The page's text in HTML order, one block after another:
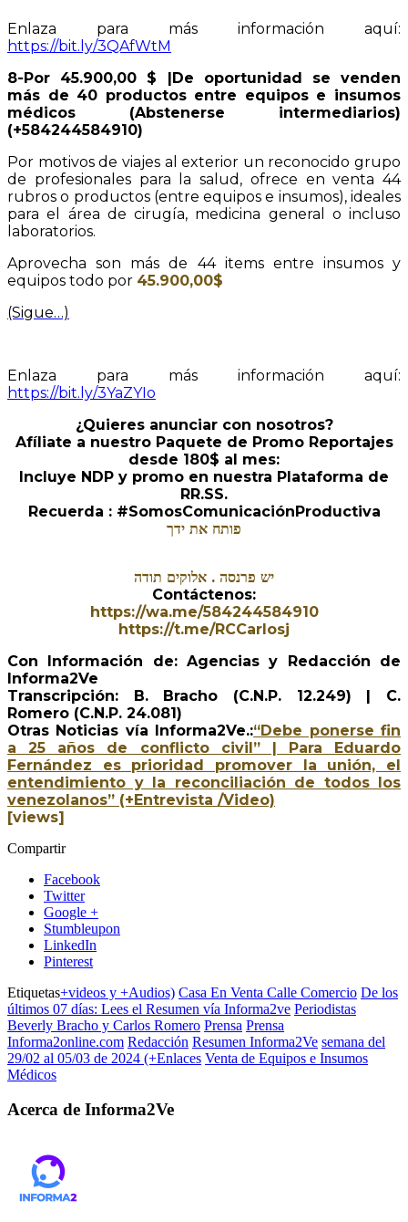
Enlaza para más información aquí:
https://bit.ly/3QAfWtM
8-Por 45.900,00 $ |De oportunidad se venden
más de 40 productos entre equipos e insumos
médicos (Abstenerse intermediarios)
(+584244584910)
Por motivos de viajes al exterior un reconocido grupo
de profesionales para la salud, ofrece en venta 44
rubros o productos (entre equipos e insumos), ideales
para el área de cirugía, medicina general o incluso
laboratorios.
Aprovecha son más de 44 items entre insumos y
equipos todo por 45.900,00$
(Sigue…)
Enlaza para más información aquí:
https://bit.ly/3YaZYIo
¿Quieres anunciar con nosotros?
Afíliate a nuestro Paquete de Promo Reportajes
desde 180$ al mes:
Incluye NDP y promo en nuestra Plataforma de
RR.SS.
Recuerda : #SomosComunicaciónProductiva
פותח את ידך
יש פרנסה . אלוקים תודה
Contáctenos:
https://wa.me/584244584910
https://t.me/RCCarlosj
Con Información de: Agencias y Redacción de
Informa2Ve
Transcripción: B. Bracho (C.N.P. 12.249) | C.
Romero (C.N.P. 24.081)
Otras Noticias vía Informa2Ve.:“Debe ponerse fin
a 25 años de conflicto civil” | Para Eduardo
Fernández es prioridad promover la unión, el
entendimiento y la reconciliación de todos los
venezolanos” (+Entrevista /Video)
[views]
Compartir
Facebook
Twitter
Google +
Stumbleupon
LinkedIn
Pinterest
Etiquetas+videos y +Audios) Casa En Venta Calle Comercio De los
últimos 07 días: Lees el Resumen vía Informa2ve Periodistas
Beverly Bracho y Carlos Romero Prensa Prensa
Informa2online.com Redacción Resumen Informa2Ve semana del
29/02 al 05/03 de 2024 (+Enlaces Venta de Equipos e Insumos
Médicos
Acerca de Informa2Ve